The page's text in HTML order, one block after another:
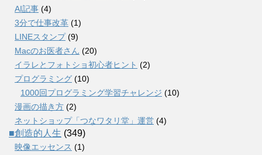
AI記事 (4)
3分で仕事改革 (1)
LINEスタンプ(9)
Macのお医者さん (20)
イラレとフォトショ初心者ヒント (2)
プログラミング (10)
1000回プログラミング学習チャレンジ (10)
漫画の描き方 (2)
ネットショップ「つなワタリ堂」運営 (4)
■創造的人生 (349)
映像エッセンス (1)